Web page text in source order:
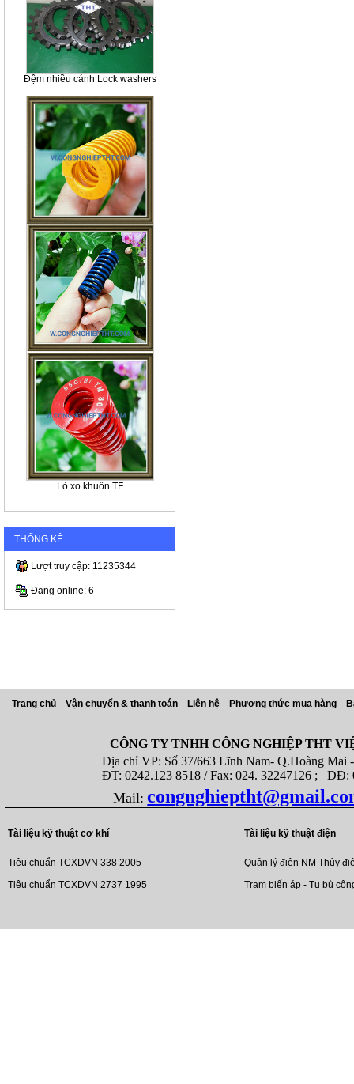
Đệm nhiều cánh Lock washers
Lò xo khuôn TF
THỐNG KÊ
Lượt truy cập: 11235344
Đang online: 6
Trang chủ Vận chuyển & thanh toán Liên hệ Phương thức mua hàng
CÔNG TY TNHH CÔNG NGHIỆP THT
Địa chỉ VP: Số 37/663 Lĩnh Nam- Q.Hoàng Mai -
ĐT: 0242.123 8518 / Fax: 024. 32247126 ; DĐ:
Mail:
Tài liệu kỹ thuật cơ khí
Tiêu chuẩn TCXDVN 338 2005
Tiêu chuẩn TCXDVN 2737 1995
Tài liệu kỹ thuật điện
Quản lý điện NM Thủy
Trạm biến áp - Tụ bù